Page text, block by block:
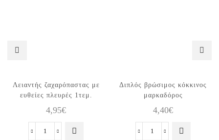
Λειαντής ζαχαρόπαστας με
ευθείες πλευρές 1τεμ.
4,95€
Λειαντής
Διπλός βρώσιμος κόκκινος
μαρκαδόρος
4,40€
Διπλός